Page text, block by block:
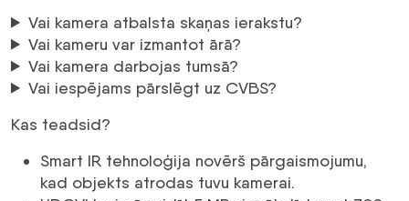
Vai kamera atbalsta skaņas ierakstu?
Vai kameru var izmantot ārā?
Vai kamera darbojas tumsā?
Vai iespējams pārslēgt uz CVBS?
Kas teadsid?
Smart IR tehnoloģija novērš pārgaismojumu,
kad objekts atrodas tuvu kamerai.